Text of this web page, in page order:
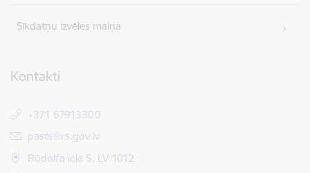
Sīkdatņu izvēles maiņa
Kontakti
+371 67913300
E-pasts:
pasts@rs.gov.lv
Rūdolfa iela 5, LV 1012